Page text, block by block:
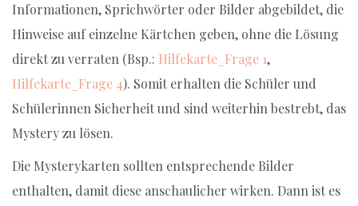
Informationen, Sprichwörter oder Bilder abgebildet, die
Hinweise auf einzelne Kärtchen geben, ohne die Lösung
direkt zu verraten (Bsp.: Hilfekarte_Frage 1,
Hilfekarte_Frage 4). Somit erhalten die Schüler und
Schülerinnen Sicherheit und sind weiterhin bestrebt, das
Mystery zu lösen.
Die Mysterykarten sollten entsprechende Bilder
enthalten, damit diese anschaulicher wirken. Dann ist es